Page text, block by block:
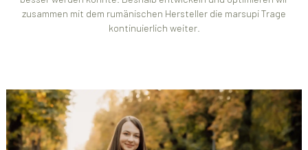
zusammen mit dem rumänischen Hersteller die marsupi Trage
kontinuierlich weiter.